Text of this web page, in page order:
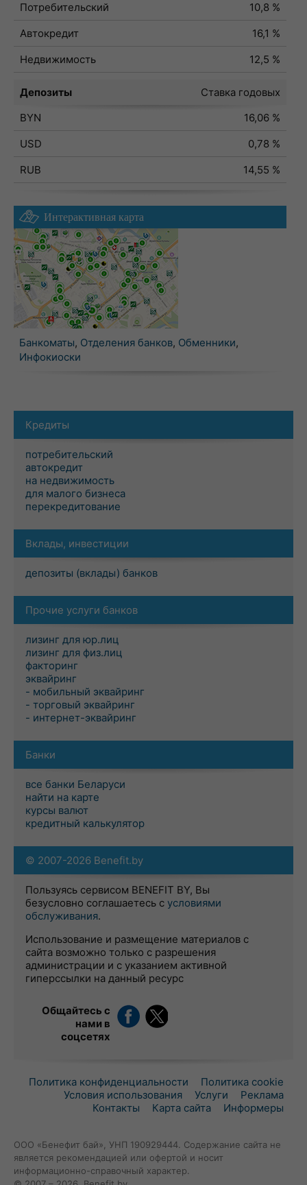
Потребительский
10,8 %
Автокредит
16,1 %
Недвижимость
12,5 %
Депозиты
Ставка годовых
BYN
16,06 %
USD
0,78 %
RUB
14,55 %
Интерактивная карта
Банкоматы, Отделения банков, Обменники,
Инфокиоски
Кредиты
потребительский
автокредит
на недвижимость
для малого бизнеса
перекредитование
Вклады, инвестиции
депозиты (вклады) банков
Прочие услуги банков
лизинг для юр.лиц
лизинг для физ.лиц
факторинг
эквайринг
- мобильный эквайринг
- торговый эквайринг
- интернет-эквайринг
Банки
все банки Беларуси
найти на карте
курсы валют
кредитный калькулятор
© 2007-2026 Benefit.by
Пользуясь сервисом BENEFIT BY, Вы
безусловно соглашаетесь с условиями
обслуживания.
Использование и размещение материалов с
сайта возможно только с разрешения
администрации и с указанием активной
гиперссылки на данный ресурс
Общайтесь с
нами в
соцсетях
Политика конфиденциальности
Политика cookie
Условия использования
Услуги
Реклама
Контакты
Карта сайта Информеры
ООО «Бенефит бай», УНП 190929444. Содержание сайта не
является рекомендацией или офертой и носит
информационно-справочный характер.